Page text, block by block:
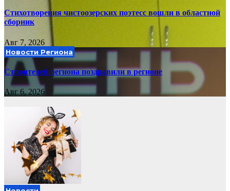
Стихотворения чистоозерских поэтесс вошли в областной
сборник
Авг 7, 2026
Новости Региона
Строителей региона поздравили в регионе
Авг 6, 2026